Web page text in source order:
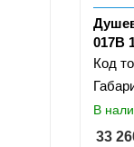
017B
Код
В
33